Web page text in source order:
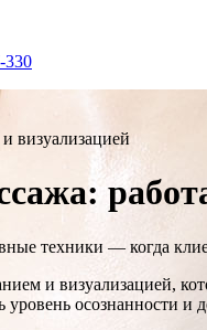
330
визуализацией
техники — когда
и визуализацией,
осознанности и